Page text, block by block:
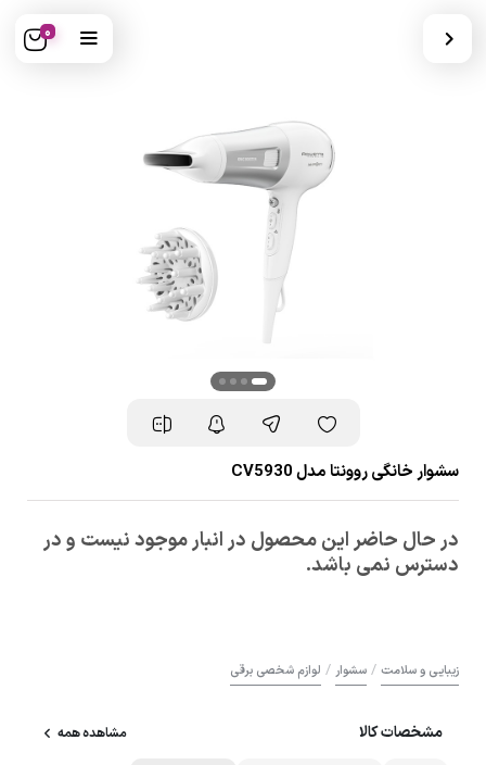
0
سشوار خانگی روونتا مدل CV5930
در حال حاضر این محصول در انبار موجود نیست و در
دسترس نمی باشد.
زیبایی و سلامت / سشوار / لوازم شخصی برقی
مشخصات کالا مشاهده همه